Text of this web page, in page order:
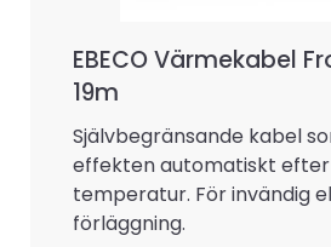
EBECO Värmekabel
19m
Självbegränsande kabel
effekten automatiskt efter
temperatur. För invändig
förläggning.